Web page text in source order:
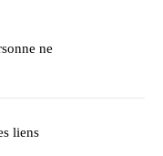
ne
liens